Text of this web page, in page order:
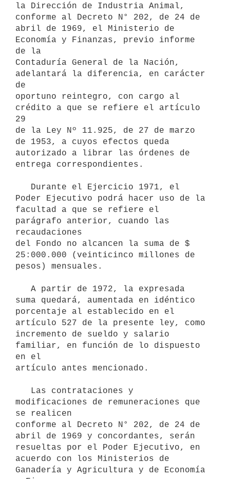
la Dirección de Industria Animal,
conforme al Decreto N° 202, de 24 de
abril de 1969, el Ministerio de
Economía y Finanzas, previo informe
de la
Contaduría General de la Nación,
adelantará la diferencia, en carácter
de
oportuno reintegro, con cargo al
crédito a que se refiere el artículo
29
de la Ley Nº 11.925, de 27 de marzo
de 1953, a cuyos efectos queda
autorizado a librar las órdenes de
entrega correspondientes.
Poder Ejecutivo podrá hacer uso de la
facultad a que se refiere el
parágrafo anterior, cuando las
recaudaciones
del Fondo no alcancen la suma de $
25:000.000 (veinticinco millones de
pesos) mensuales.
suma quedará, aumentada en idéntico
porcentaje al establecido en el
artículo 527 de la presente ley, como
incremento de sueldo y salario
familiar, en función de lo dispuesto
en el
artículo antes mencionado.
modificaciones de remuneraciones que
se realicen
conforme al Decreto N° 202, de 24 de
abril de 1969 y concordantes, serán
resueltas por el Poder Ejecutivo, en
acuerdo con los Ministerios de
Ganadería y Agricultura y de Economía